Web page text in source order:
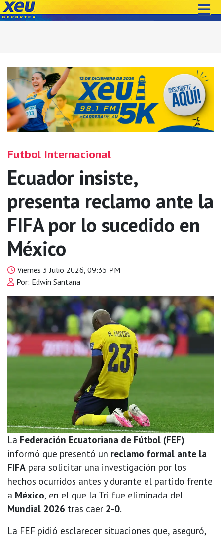
Futbol Internacional
Ecuador insiste,
presenta reclamo ante la
FIFA por lo sucedido en
México
Viernes 3 Julio 2026, 09:35 PM
Por: Edwin Santana
La Federación Ecuatoriana de Fútbol (FEF)
informó que presentó un reclamo formal ante la
FIFA para solicitar una investigación por los
hechos ocurridos antes y durante el partido frente
a México, en el que la Tri fue eliminada del
Mundial 2026 tras caer 2-0.
La FEF pidió esclarecer situaciones que, aseguró,